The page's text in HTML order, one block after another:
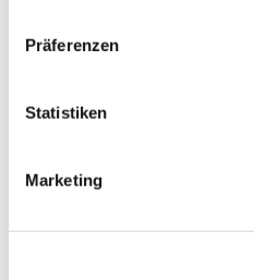
Präferenzen
Statistiken
Marketing